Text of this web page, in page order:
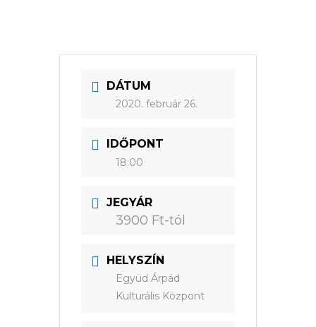
DÁTUM
2020. február 26.
IDŐPONT
18:00
JEGYÁR
3900 Ft-tól
HELYSZÍN
Együd Árpád
Kulturális Központ